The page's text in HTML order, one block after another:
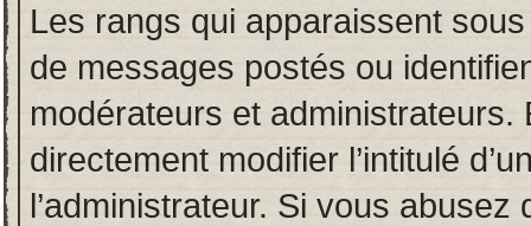
Les rangs qui apparaissent
de messages postés ou
modérateurs et
directement modifier l’intitulé
l’administrateur. Si vous